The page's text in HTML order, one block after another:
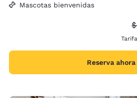
Mascotas bienvenidas
Reserva ahora